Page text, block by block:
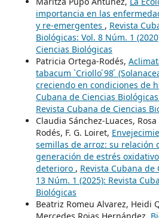
importancia en las
y re-emergentes , Revista
Biológicas: Vol. 8 Núm. 1
Ciencias Biológicas
Patricia Ortega-Rodés,
tabacum `Criollo ́98
creciendo en condiciones de
Cubana de Ciencias
Revista Cubana de Ciencias
Claudia Sánchez-Luaces,
Rodés, F. G. Loiret,
semillas de arroz: su relación
generación de estrés
deterioro , Revista Cubana de
13 Núm. 1 (2025): Revista
Biológicas
Beatriz Romeu Alvarez, Heidi